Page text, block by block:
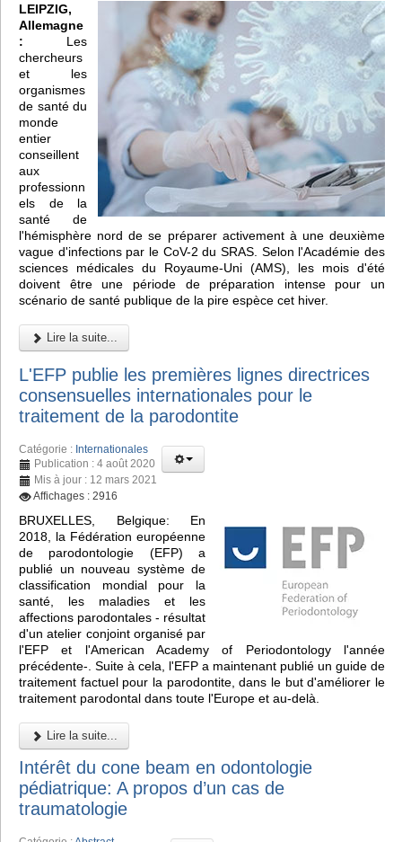
LEIPZIG,
Allemagne
: Les
chercheurs
et les
organismes
de santé du
monde
entier
conseillent
aux
professionn
els de la
santé de
l'hémisphère nord de se préparer activement à une deuxième
vague d'infections par le CoV-2 du SRAS. Selon l'Académie des
sciences médicales du Royaume-Uni (AMS), les mois d'été
doivent être une période de préparation intense pour un
scénario de santé publique de la pire espèce cet hiver.
Lire la suite...
L'EFP publie les premières lignes directrices
consensuelles internationales pour le
traitement de la parodontite
Catégorie : Internationales
Publication : 4 août 2020
Mis à jour : 12 mars 2021
Affichages : 2916
BRUXELLES, Belgique: En
2018, la Fédération européenne
de parodontologie (EFP) a
publié un nouveau système de
classification mondial pour la
santé, les maladies et les
affections parodontales - résultat
d'un atelier conjoint organisé par
l'EFP et l'American Academy of Periodontology l'année
précédente-. Suite à cela, l'EFP a maintenant publié un guide de
traitement factuel pour la parodontite, dans le but d'améliorer le
traitement parodontal dans toute l'Europe et au-delà.
Lire la suite...
Intérêt du cone beam en odontologie
pédiatrique: A propos d’un cas de
traumatologie